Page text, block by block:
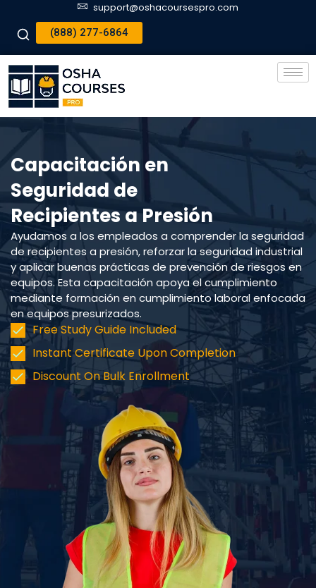
support@oshacoursespro.com
(888) 277-6864
Capacitación en
Seguridad de
Recipientes a Presión
Ayudamos a los empleados a comprender la seguridad
de recipientes a presión, reforzar la seguridad industrial
y aplicar buenas prácticas de prevención de riesgos en
equipos. Esta capacitación apoya el cumplimiento
mediante formación en cumplimiento laboral enfocada
en equipos presurizados.
Free Study Guide Included
Instant Certificate Upon Completion
Discount On Bulk Enrollment